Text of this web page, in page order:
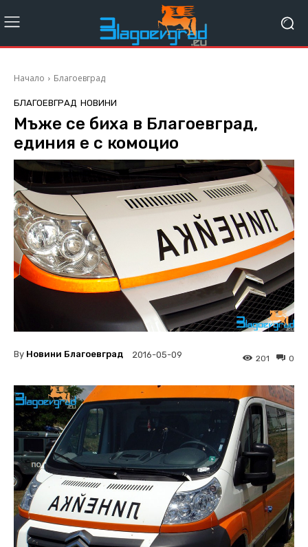
Начало Благоевград
БЛАГОЕВГРАД НОВИНИ
Мъже се биха в Благоевград,
единия е с комоцио
By Новини Благоевград 2016-05-09 0
201